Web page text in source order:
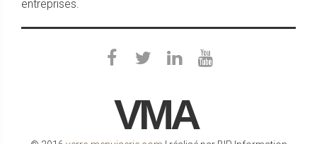
entreprises.
VMA